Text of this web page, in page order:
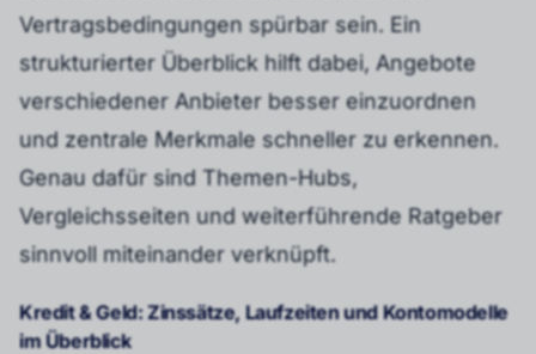
Vertragsbedingungen spürbar sein. Ein
strukturierter Überblick hilft dabei, Angebote
verschiedener Anbieter besser einzuordnen
und zentrale Merkmale schneller zu erkennen.
Genau dafür sind Themen-Hubs,
Vergleichsseiten und weiterführende Ratgeber
sinnvoll miteinander verknüpft.
Kredit & Geld: Zinssätze, Laufzeiten und Kontomodelle
im Überblick